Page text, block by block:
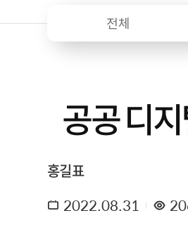
전체
공공 디
홍길표
2022.08.31